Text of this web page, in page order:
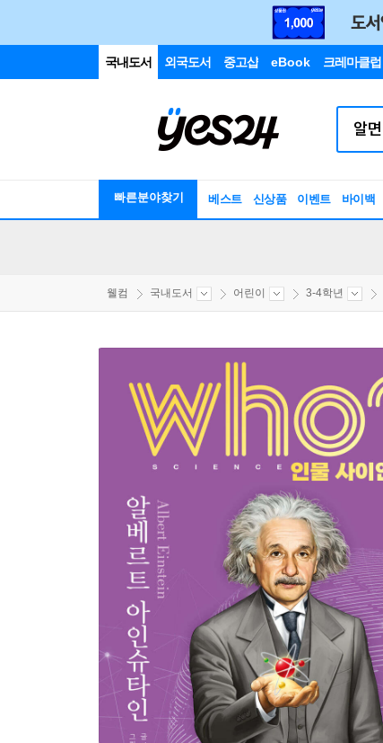
국내도서 외국도서 중고샵 eBook 크레마클럽
빠른분야찾기 베스트 신상품 이벤트 바이백
웰컴 국내도서 어린이 3-4학년